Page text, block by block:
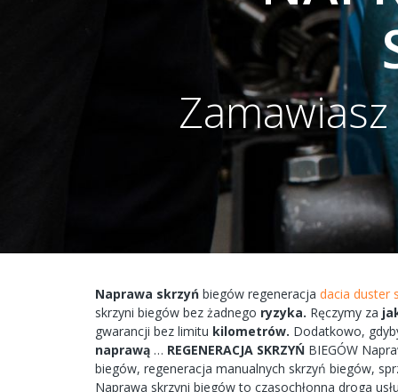
Naprawa skrzyń biegów regeneracja dacia duster
skrzyni biegów bez żadnego ryzyka. Ręczymy za
gwarancji bez limitu kilometrów. Dodatkowo,
naprawą … REGENERACJA SKRZYŃ BIEGÓW
biegów, regeneracja manualnych skrzyń biegów,
Naprawa skrzyni biegówto czasochłonna droga